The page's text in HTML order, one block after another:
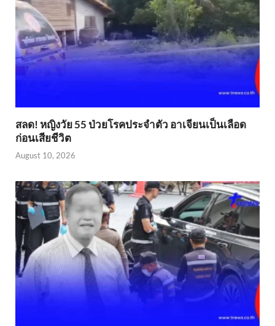
สลด! หญิงวัย 55 ป่วยโรคประจำตัว อาเจียนเป็นเลือด
ก่อนเสียชีวิต
August 10, 2026